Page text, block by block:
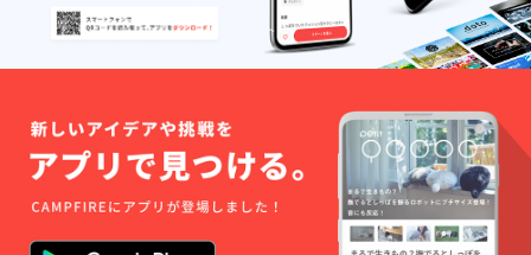
（ニッ
クネー
ム）を
備考欄
入いた
だきた
いで
す。 ※T
シャツ
の写真
は選手
が使用